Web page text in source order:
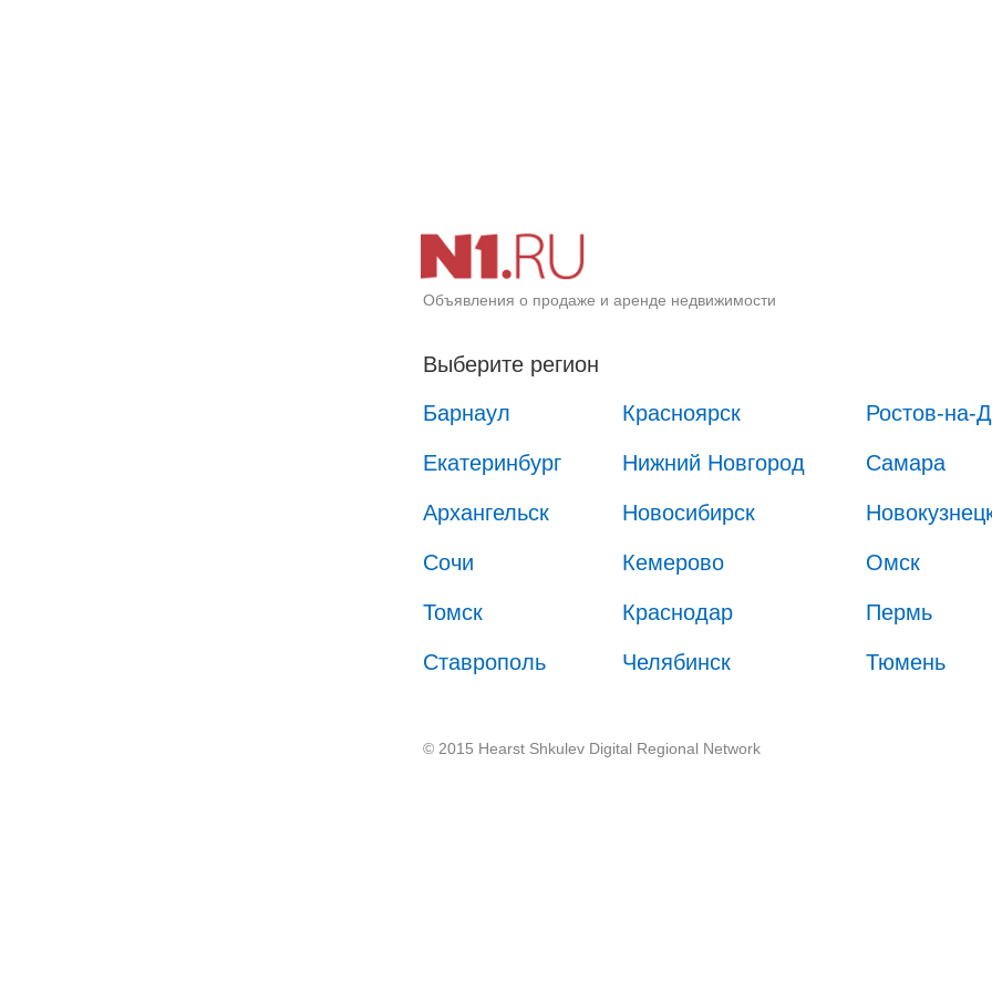
Объявления о продаже и аренде недвижимости
Выберите регион
Барнаул
Красноярск Ростов-на-
Екатеринбург Нижний Новгород Самара
Архангельск Новосибирск
Сочи Кемерово Омск
Томск Краснодар Пермь
Ставрополь Челябинск Тюмень
© 2015 Hearst Shkulev Digital Regional Network